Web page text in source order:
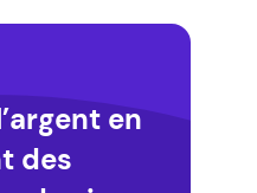
en
des